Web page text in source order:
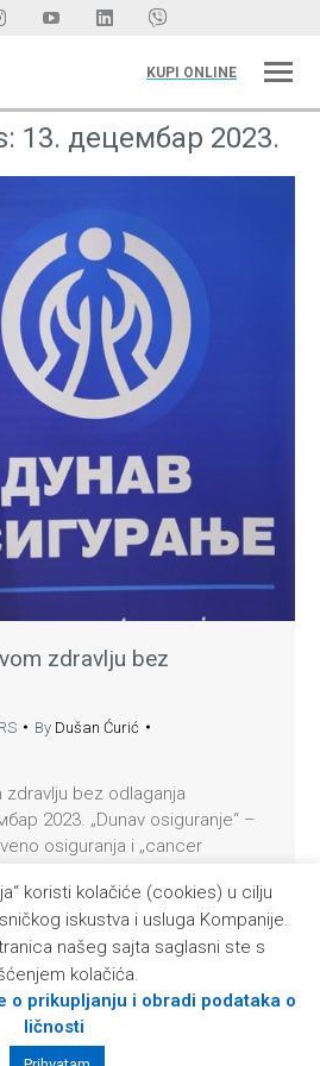
KUPI ONLINE
13. децембар 2023.
zdravlju bez
By Dušan Ćurić
bez odlaganja
2023. „Dunav osiguranje“ –
osiguranja i „cancer
početkom decembra u
konferencija pod nazivom „Ja
predstavljene važne teme za
sa akcentom na…
Dunav osiguranje a. d. o.
koristi kolačiće (cookies) u cilju
iskustva i usluga Kompanije.
našeg sajta saglasni ste s
kolačića.
o prikupljanju i obradi podataka o
ličnosti